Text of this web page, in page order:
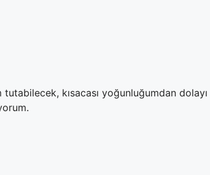
kısacası yoğunluğumdan